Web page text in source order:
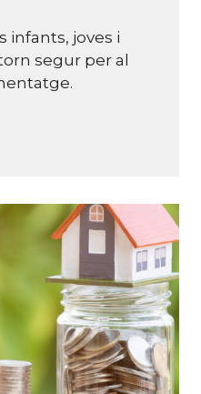
infants, joves i
segur per al